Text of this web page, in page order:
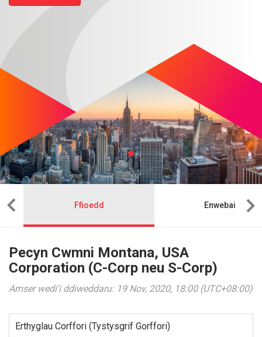
Ffioedd Enwebai
Pecyn Cwmni Montana, USA
Corporation (C-Corp neu S-Corp)
Amser wedi'i ddiweddaru: 19 Nov, 2020, 18:00 (UTC+08:00)
Erthyglau Corffori (Tystysgrif Gorffori)